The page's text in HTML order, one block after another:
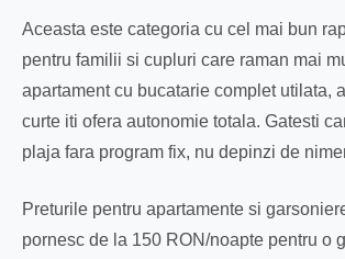
Aceasta este categoria cu cel mai bun
pentru familii si cupluri care raman mai
apartament cu bucatarie complet utilata,
curte iti ofera autonomie totala. Gatesti
plaja fara program fix, nu depinzi de
Preturile pentru apartamente si
pornesc de la 150 RON/noapte pentru o